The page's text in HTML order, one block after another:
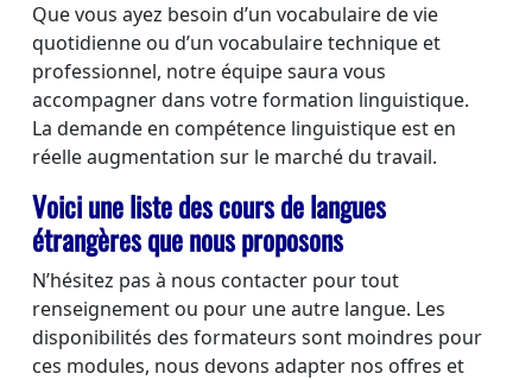
Que vous ayez besoin d’un vocabulaire de vie
quotidienne ou d’un vocabulaire technique et
professionnel, notre équipe saura vous
accompagner dans votre formation linguistique.
La demande en compétence linguistique est en
réelle augmentation sur le marché du travail.
Voici une liste des cours de langues
étrangères que nous proposons
N’hésitez pas à nous contacter pour tout
renseignement ou pour une autre langue. Les
disponibilités des formateurs sont moindres pour
ces modules, nous devons adapter nos offres et